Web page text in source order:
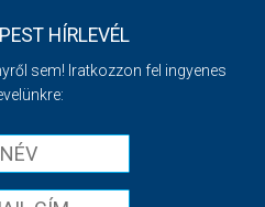
HÍRLEVÉL
sem! Iratkozzon fel ingyenes